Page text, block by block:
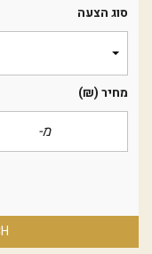
סוג הצעה
מחיר(₪)